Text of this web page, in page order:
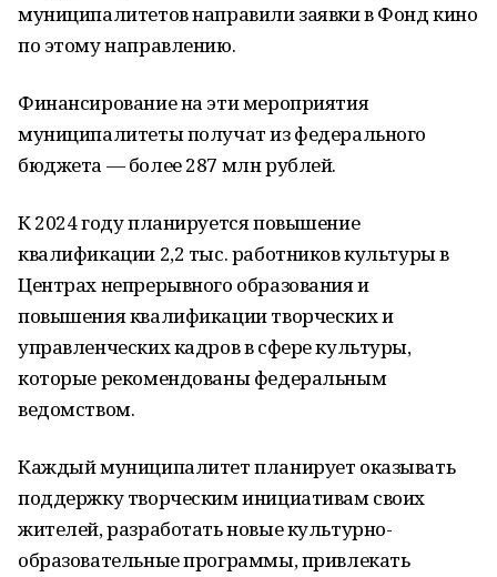
муниципалитетов направили заявки в Фонд кино
по этому направлению.
Финансирование на эти мероприятия
муниципалитеты получат из федерального
бюджета — более 287 млн рублей.
К 2024 году планируется повышение
квалификации 2,2 тыс. работников культуры в
Центрах непрерывного образования и
повышения квалификации творческих и
управленческих кадров в сфере культуры,
которые рекомендованы федеральным
ведомством.
Каждый муниципалитет планирует оказывать
поддержку творческим инициативам своих
жителей, разработать новые культурно-
образовательные программы, привлекать